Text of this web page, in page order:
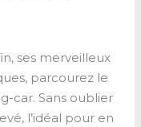
ses merveilleux
parcourez le
car. Sans oublier
l’idéal pour en